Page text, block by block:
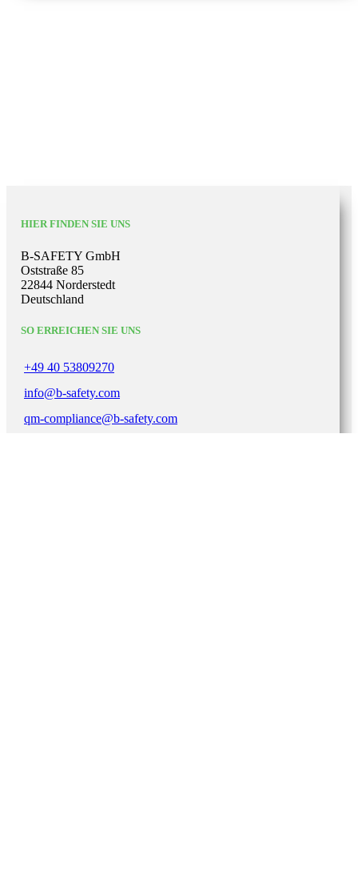
HIER FINDEN SIE UNS
B-SAFETY GmbH
Oststraße 85
22844 Norderstedt
Deutschland
SO ERREICHEN SIE UNS
+49 40 53809270
info@b-safety.com
qm-compliance@b-safety.com